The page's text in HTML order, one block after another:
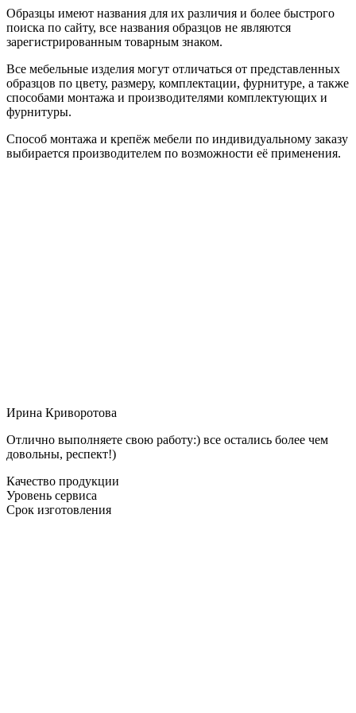
Образцы имеют названия для их различия и более быстрого
поиска по сайту, все названия образцов не являются
зарегистрированным товарным знаком.
Все мебельные изделия могут отличаться от представленных
образцов по цвету, размеру, комплектации, фурнитуре, а также
способами монтажа и производителями комплектующих и
фурнитуры.
Способ монтажа и крепёж мебели по индивидуальному заказу
выбирается производителем по возможности её применения.
Ирина Криворотова
Отлично выполняете свою работу:) все остались более чем
довольны, респект!)
Качество продукции
Уровень сервиса
Срок изготовления